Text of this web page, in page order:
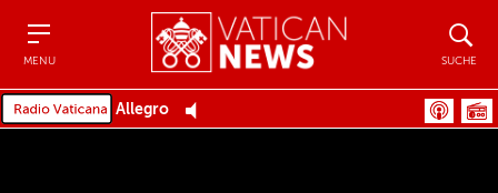
MENU SUCHE
Allegro